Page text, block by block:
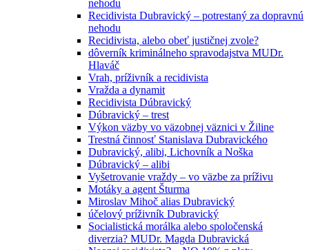
nehodu
Recidivista Dubravický – potrestaný za dopravnú
nehodu
Recidivista, alebo obeť justičnej zvole?
dôverník kriminálneho spravodajstva MUDr.
Hlaváč
Vrah, príživník a recidivista
Vražda a dynamit
Recidivista Dúbravický
Dúbravický – trest
Výkon väzby vo väzobnej väznici v Žiline
Trestná činnosť Stanislava Dubravického
Dubravický, alibi, Lichovník a Noška
Dúbravický – alibi
Vyšetrovanie vraždy – vo väzbe za príživu
Motáky a agent Šturma
Miroslav Mihoč alias Dubravický
účelový príživník Dubravický
Socialistická morálka alebo spoločenská
diverzia? MUDr. Magda Dubravická